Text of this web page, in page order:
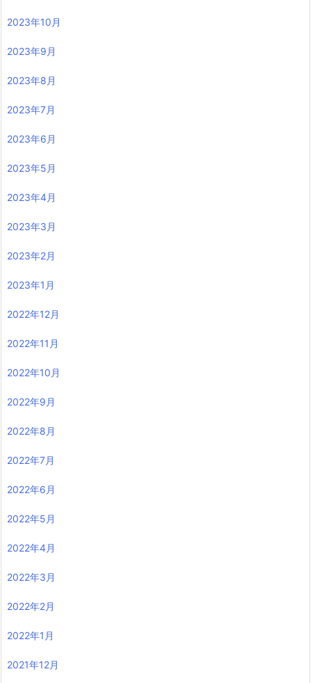
2023年10月
2023年9月
2023年8月
2023年7月
2023年6月
2023年5月
2023年4月
2023年3月
2023年2月
2023年1月
2022年12月
2022年11月
2022年10月
2022年9月
2022年8月
2022年7月
2022年6月
2022年5月
2022年4月
2022年3月
2022年2月
2022年1月
2021年12月